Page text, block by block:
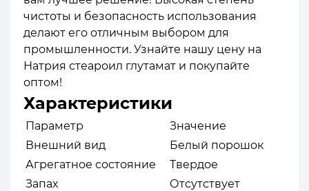
чистоты и безопасность использования
делают его отличным выбором для
промышленности. Узнайте нашу цену на
Натрия стеароил глутамат и покупайте
оптом!
Характеристики
Параметр
Значение
Внешний вид
Белый порошок
Агрегатное состояние
Твердое
Запах
Отсутствует